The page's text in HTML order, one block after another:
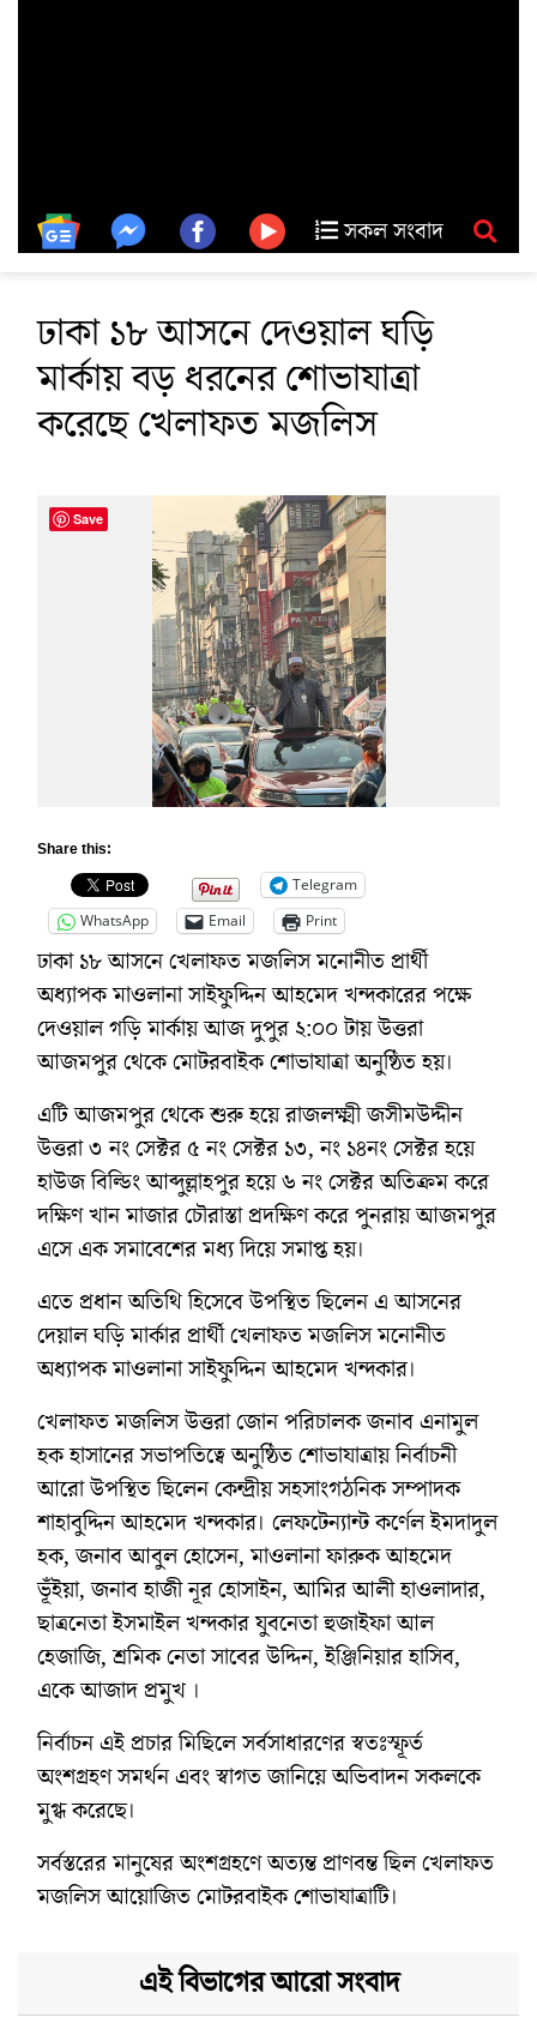
সকল সংবাদ
ঢাকা ১৮ আসনে দেওয়াল ঘড়ি
মার্কায় বড় ধরনের শোভাযাত্রা
করেছে খেলাফত মজলিস
Share this:
Telegram
WhatsApp
Email Print
ঢাকা ১৮ আসনে খেলাফত মজলিস মনোনীত প্রার্থী
অধ্যাপক মাওলানা সাইফুদ্দিন আহমেদ খন্দকারের পক্ষে
দেওয়াল গড়ি মার্কায় আজ দুপুর ২:০০ টায় উত্তরা
আজমপুর থেকে মোটরবাইক শোভাযাত্রা অনুষ্ঠিত হয়।
এটি আজমপুর থেকে শুরু হয়ে রাজলক্ষ্মী জসীমউদ্দীন
উত্তরা ৩ নং সেক্টর ৫ নং সেক্টর ১৩, নং ১৪নং সেক্টর হয়ে
হাউজ বিল্ডিং আব্দুল্লাহপুর হয়ে ৬ নং সেক্টর অতিক্রম করে
দক্ষিণ খান মাজার চৌরাস্তা প্রদক্ষিণ করে পুনরায় আজমপুর
এসে এক সমাবেশের মধ্য দিয়ে সমাপ্ত হয়।
এতে প্রধান অতিথি হিসেবে উপস্থিত ছিলেন এ আসনের
দেয়াল ঘড়ি মার্কার প্রার্থী খেলাফত মজলিস মনোনীত
অধ্যাপক মাওলানা সাইফুদ্দিন আহমেদ খন্দকার।
খেলাফত মজলিস উত্তরা জোন পরিচালক জনাব এনামুল
হক হাসানের সভাপতিত্বে অনুষ্ঠিত শোভাযাত্রায় নির্বাচনী
আরো উপস্থিত ছিলেন কেন্দ্রীয় সহসাংগঠনিক সম্পাদক
শাহাবুদ্দিন আহমেদ খন্দকার। লেফটেন্যান্ট কর্ণেল ইমদাদুল
হক, জনাব আবুল হোসেন, মাওলানা ফারুক আহমেদ
ভূঁইয়া, জনাব হাজী নূর হোসাইন, আমির আলী হাওলাদার,
ছাত্রনেতা ইসমাইল খন্দকার যুবনেতা হুজাইফা আল
হেজাজি, শ্রমিক নেতা সাবের উদ্দিন, ইঞ্জিনিয়ার হাসিব,
একে আজাদ প্রমুখ ‌।
নির্বাচন এই প্রচার মিছিলে সর্বসাধারণের স্বতঃস্ফূর্ত
অংশগ্রহণ সমর্থন এবং স্বাগত জানিয়ে অভিবাদন সকলকে
মুগ্ধ করেছে।
সর্বস্তরের মানুষের অংশগ্রহণে অত্যন্ত প্রাণবন্ত ছিল খেলাফত
মজলিস আয়োজিত মোটরবাইক শোভাযাত্রাটি।
এই বিভাগের আরো সংবাদ
Save